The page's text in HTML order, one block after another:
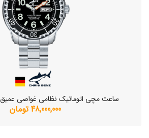
ساعت مچی اتوماتیک نظامی غواصی عمیق CB-1000A-S-MB
48,000,000 تومان